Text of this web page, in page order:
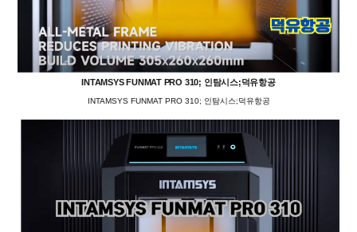
INTAMSYS FUNMAT PRO 310; 인탐시스;덕유항공
INTAMSYS FUNMAT PRO 310; 인탐시스;덕유항공